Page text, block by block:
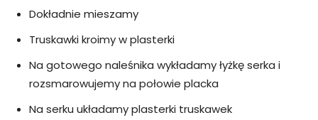
Dokładnie mieszamy
Truskawki kroimy w plasterki
Na gotowego naleśnika wykładamy łyżkę serka i
rozsmarowujemy na połowie placka
Na serku układamy plasterki truskawek